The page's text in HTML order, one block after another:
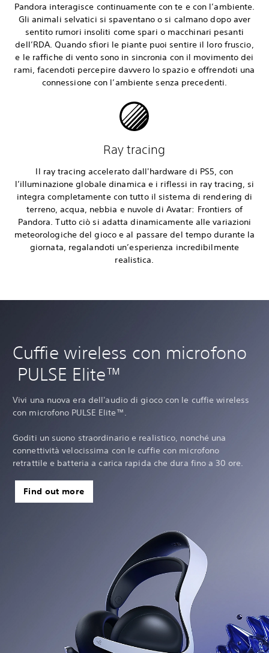
Pandora interagisce continuamente con te e con l’ambiente.
Gli animali selvatici si spaventano o si calmano dopo aver
sentito rumori insoliti come spari o macchinari pesanti
dell’RDA. Quando sfiori le piante puoi sentire il loro fruscio,
e le raffiche di vento sono in sincronia con il movimento dei
rami, facendoti percepire davvero lo spazio e offrendoti una
connessione con l’ambiente senza precedenti.
Ray tracing
Il ray tracing accelerato dall'hardware di PS5, con
l’illuminazione globale dinamica e i riflessi in ray tracing, si
integra completamente con tutto il sistema di rendering di
terreno, acqua, nebbia e nuvole di Avatar: Frontiers of
Pandora. Tutto ciò si adatta dinamicamente alle variazioni
meteorologiche del gioco e al passare del tempo durante la
giornata, regalandoti un’esperienza incredibilmente
realistica.
Cuffie wireless con microfono
PULSE Elite™
Vivi una nuova era dell'audio di gioco con le cuffie wireless
con microfono PULSE Elite™.
Goditi un suono straordinario e realistico, nonché una
connettività velocissima con le cuffie con microfono
retrattile e batteria a carica rapida che dura fino a 30 ore.
Find out more